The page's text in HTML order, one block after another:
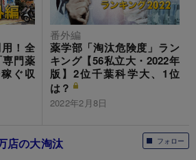
！全
門薬
ぐ収
番外編
薬学部「淘汰危険度」ラン
キング【56私立大・2022年
版】2位千葉科学大、1位
は？
2022年2月8日
フォロー
店の大淘汰